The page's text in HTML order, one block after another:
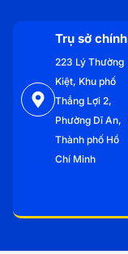
Trụ sở chính
223 Lý Thường
Kiệt, Khu phố
Thắng Lợi 2,
Phường Dĩ An,
Thành phố Hồ
Chí Minh